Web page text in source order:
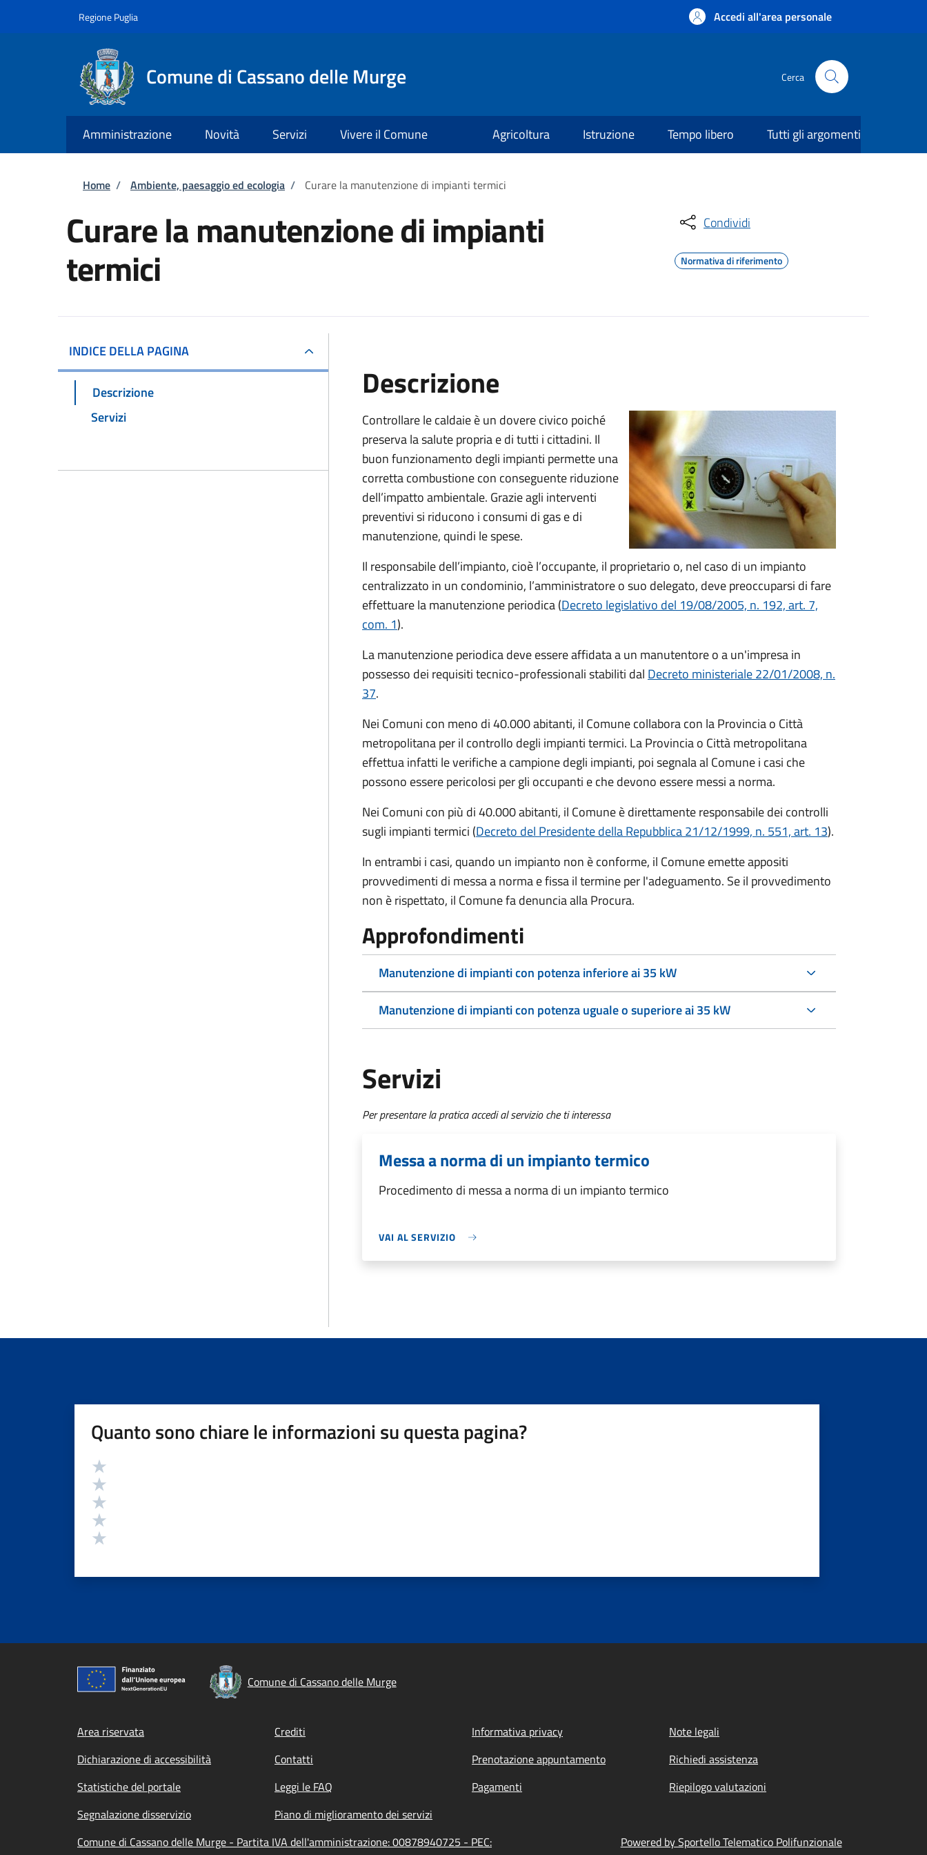
Regione Puglia Accedi all'area personale
Comune di Cassano delle Murge Cerca
Amministrazione Novità Servizi Vivere il Comune Agricoltura Istruzione Tempo libero Tutti gli argomenti
Briciole di pane
Home / Ambiente, paesaggio ed ecologia / Curare la manutenzione di impianti termici
Curare la manutenzione di impianti
termici
Condividi
Normativa di riferimento
INDICE DELLA PAGINA
Descrizione
Servizi
Descrizione
Controllare le caldaie è un dovere civico poiché
preserva la salute propria e di tutti i cittadini. Il
buon funzionamento degli impianti permette una
corretta combustione con conseguente riduzione
dell’impatto ambientale. Grazie agli interventi
preventivi si riducono i consumi di gas e di
manutenzione, quindi le spese.
Il responsabile dell’impianto, cioè l’occupante, il proprietario o, nel caso di un impianto
centralizzato in un condominio, l’amministratore o suo delegato, deve preoccuparsi di fare
effettuare la manutenzione periodica (Decreto legislativo del 19/08/2005, n. 192, art. 7,
com. 1).
La manutenzione periodica deve essere affidata a un manutentore o a un'impresa in
possesso dei requisiti tecnico-professionali stabiliti dal Decreto ministeriale 22/01/2008, n.
37.
Nei Comuni con meno di 40.000 abitanti, il Comune collabora con la Provincia o Città
metropolitana per il controllo degli impianti termici. La Provincia o Città metropolitana
effettua infatti le verifiche a campione degli impianti, poi segnala al Comune i casi che
possono essere pericolosi per gli occupanti e che devono essere messi a norma.
Nei Comuni con più di 40.000 abitanti, il Comune è direttamente responsabile dei controlli
sugli impianti termici (Decreto del Presidente della Repubblica 21/12/1999, n. 551, art. 13).
In entrambi i casi, quando un impianto non è conforme, il Comune emette appositi
provvedimenti di messa a norma e fissa il termine per l'adeguamento. Se il provvedimento
non è rispettato, il Comune fa denuncia alla Procura.
Approfondimenti
Manutenzione di impianti con potenza inferiore ai 35 kW
Manutenzione di impianti con potenza uguale o superiore ai 35 kW
Servizi
Per presentare la pratica accedi al servizio che ti interessa
Messa a norma di un impianto termico
Procedimento di messa a norma di un impianto termico
VAI AL SERVIZIO
Quanto sono chiare le informazioni su questa pagina?
Valutazione
Comune di Cassano delle Murge
Footer menu
Area riservata Crediti Informativa privacy
Note legali
Dichiarazione di accessibilità
Contatti Prenotazione appuntamento
Richiedi assistenza
Statistiche del portale
Leggi le FAQ Pagamenti
Riepilogo valutazioni
Segnalazione disservizio
Piano di miglioramento dei servizi
Comune di Cassano delle Murge - Partita IVA dell'amministrazione: 00878940725 - PEC:
Powered by Sportello Telematico Polifunzionale